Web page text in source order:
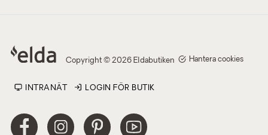
Copyright © 2026 Eldabutiken Hantera cookies
INTRANÄT LOGIN FÖR BUTIK